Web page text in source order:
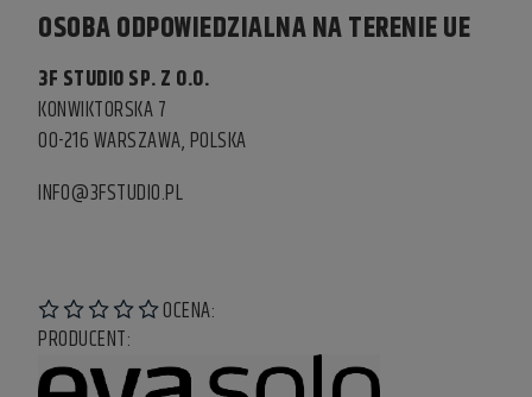
OSOBA ODPOWIEDZIALNA NA TERENIE UE
3F STUDIO SP. Z O.O.
KONWIKTORSKA 7
00-216 WARSZAWA, POLSKA
INFO@3FSTUDIO.PL
OCENA:
PRODUCENT: